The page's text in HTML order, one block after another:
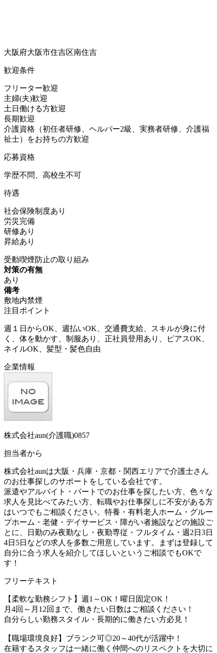
大阪府大阪市住吉区南住吉
歓迎条件
フリーター歓迎
主婦(夫)歓迎
土日働ける方歓迎
長期歓迎
介護資格（初任者研修、ヘルパー2級、実務者研修、介護福
祉士）をお持ちの方歓迎
応募資格
学歴不問、高校生不可
待遇
社会保険制度あり
労災完備
研修あり
昇給あり
受動喫煙防止の取り組み
対策の有無
あり
備考
敷地内禁煙
注目ポイント
週１日からOK、週払いOK、交通費支給、スキルが身に付
く、体を動かす、制服あり、正社員登用あり、ピアスOK、
ネイルOK、髪型・髪色自由
企業情報
株式会社aun(介護職)0857
担当者から
株式会社aunは大阪・兵庫・京都・関西エリアで介護士さん
のお仕事探しのサポートをしている会社です。
派遣やアルバイト・パートでのお仕事を探したい方、色々な
求人を見比べてみたい方、転職やお仕事探しに不安がある方
はいつでもご相談ください。特養・有料老人ホーム・グルー
プホーム・老健・デイサービス・障がい者施設などの施設ご
とに、日勤のみ夜勤なし・夜勤専従・フルタイム・週2日3日
4日5日などの求人を多数ご用意しています。まずは登録して
自分に合う求人を紹介してほしいというご相談でもOKで
す！
フリーテキスト
【柔軟な勤務シフト】週1～OK！曜日固定OK！
月4回～月12回まで、働きたい日数はご相談ください！
自分らしい勤務スタイル・長期的に働きたい方必見！
【職場環境良好】ブランク可◎20～40代が活躍中！
在籍するスタッフは一緒に働く仲間へのリスペクトを大切に